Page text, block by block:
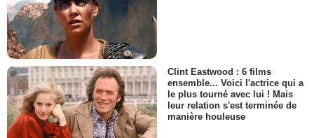
Clint Eastwood : 6 films
ensemble... Voici l'actrice qui a
le plus tourné avec lui ! Mais
leur relation s'est terminée de
manière houleuse